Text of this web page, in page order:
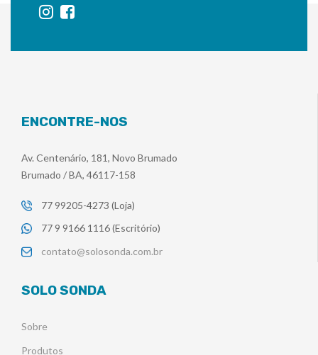
ENCONTRE-NOS
Av. Centenário, 181, Novo Brumado
Brumado / BA, 46117-158
77 99205-4273 (Loja)
77 9 9166 1116 (Escritório)
contato@solosonda.com.br
SOLO SONDA
Sobre
Produtos